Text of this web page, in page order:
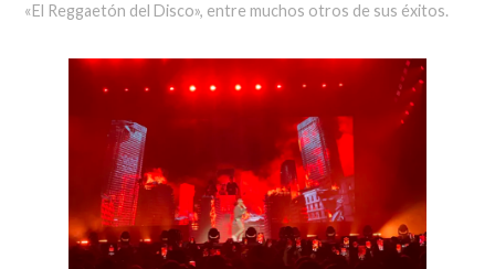
«El Reggaetón del Disco», entre muchos otros de sus éxitos.